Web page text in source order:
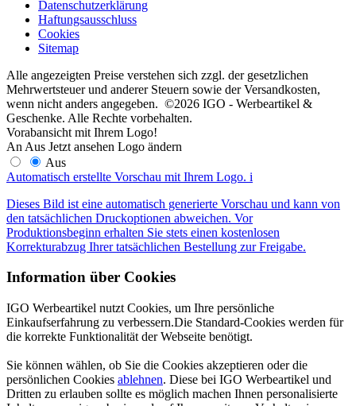
Datenschutzerklärung
Haftungsausschluss
Cookies
Sitemap
Alle angezeigten Preise verstehen sich zzgl. der gesetzlichen
Mehrwertsteuer und anderer Steuern sowie der Versandkosten,
wenn nicht anders angegeben. ©2026 IGO - Werbeartikel &
Geschenke. Alle Rechte vorbehalten.
Vorabansicht mit Ihrem Logo!
An Aus Jetzt ansehen Logo ändern
Aus
Automatisch erstellte Vorschau mit Ihrem Logo. i
Dieses Bild ist eine automatisch generierte Vorschau und kann von
den tatsächlichen Druckoptionen abweichen. Vor
Produktionsbeginn erhalten Sie stets einen kostenlosen
Korrekturabzug Ihrer tatsächlichen Bestellung zur Freigabe.
Information über Cookies
IGO Werbeartikel nutzt Cookies, um Ihre persönliche
Einkaufserfahrung zu verbessern.Die Standard-Cookies werden für
die korrekte Funktionalität der Webseite benötigt.
Sie können wählen, ob Sie die Cookies akzeptieren oder die
persönlichen Cookies ablehnen. Diese bei IGO Werbeartikel und
Dritten zu erlauben sollte es möglich machen Ihnen personalisierte